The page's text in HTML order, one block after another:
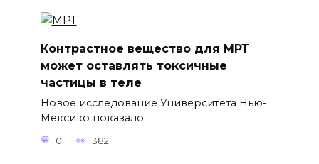
Контрастное вещество для МРТ
может оставлять токсичные
частицы в теле
Новое исследование Университета Нью-
Мексико показало
0 382